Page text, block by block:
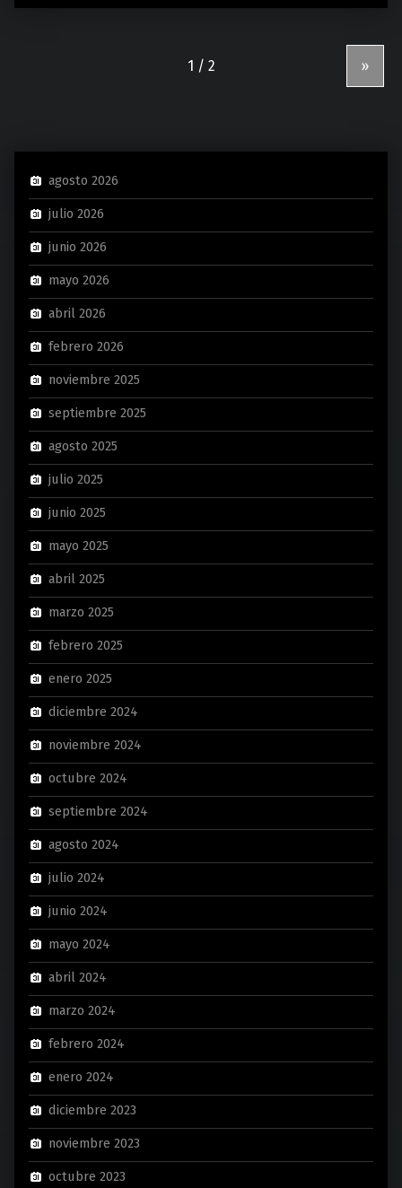
»
agosto 2026
julio 2026
junio 2026
mayo 2026
abril 2026
febrero 2026
noviembre 2025
septiembre 2025
agosto 2025
julio 2025
junio 2025
mayo 2025
abril 2025
marzo 2025
febrero 2025
enero 2025
diciembre 2024
noviembre 2024
octubre 2024
septiembre 2024
agosto 2024
julio 2024
junio 2024
mayo 2024
abril 2024
marzo 2024
febrero 2024
enero 2024
diciembre 2023
noviembre 2023
octubre 2023